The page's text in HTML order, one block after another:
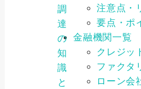
調
達
の
知
識
と
注意点・
要点・ポ
金融機関一覧
クレジッ
ファクタ
ローン会